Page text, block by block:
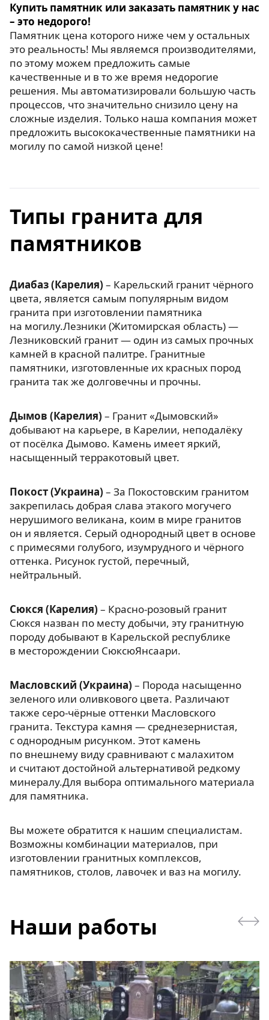
Купить памятник или заказать памятник у нас
– это недорого!
Памятник цена которого ниже чем у остальных
это реальность! Мы являемся производителями,
по этому можем предложить самые
качественные и в то же время недорогие
решения. Мы автоматизировали большую часть
процессов, что значительно снизило цену на
сложные изделия. Только наша компания может
предложить высококачественные памятники на
могилу по самой низкой цене!
Типы гранита для
памятников
Диабаз (Карелия) – Карельский гранит чёрного
цвета, является самым популярным видом
гранита при изготовлении памятника
на могилу.Лезники (Житомирская область) —
Лезниковский гранит — один из самых прочных
камней в красной палитре. Гранитные
памятники, изготовленные их красных пород
гранита так же долговечны и прочны.
Дымов (Карелия) – Гранит «Дымовский»
добывают на карьере, в Карелии, неподалёку
от посёлка Дымово. Камень имеет яркий,
насыщенный терракотовый цвет.
Покост (Украина) – За Покостовским гранитом
закрепилась добрая слава этакого могучего
нерушимого великана, коим в мире гранитов
он и является. Серый однородный цвет в основе
с примесями голубого, изумрудного и чёрного
оттенка. Рисунок густой, перечный,
нейтральный.
Сюкся (Карелия) – Красно-розовый гранит
Сюкся назван по месту добычи, эту гранитную
породу добывают в Карельской республике
в месторождении СюксюЯнсаари.
Масловский (Украина) – Порода насыщенно
зеленого или оливкового цвета. Различают
также серо-чёрные оттенки Масловского
гранита. Текстура камня — среднезернистая,
с однородным рисунком. Этот камень
по внешнему виду сравнивают с малахитом
и считают достойной альтернативой редкому
минералу.Для выбора оптимального материала
для памятника.
Вы можете обратится к нашим специалистам.
Возможны комбинации материалов, при
изготовлении гранитных комплексов,
памятников, столов, лавочек и ваз на могилу.
Наши работы